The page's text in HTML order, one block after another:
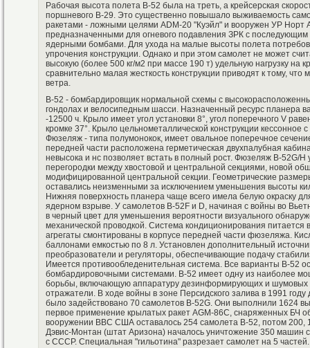
Рабочая высота полета В-52 была на треть, а крейсерская
поршневого В-29. Это существенно повышало выживаемость
ракетами - ложными целями ADM-20 "Куэйл" и вооружен УР Норт
предназначенными для огневого подавления ЗРК с последующим
ядерными бомбами. Для ухода на малые высоты полета
упрочения конструкции. Однако и при этом самолет не может
высокую (более 500 кг/м2 при массе 190 т) удельную нагрузку на
сравнительно малая жесткость конструкции приводят к тому,
ветра.
В-52 - бомбардировщик нормальной схемы с
гондолах и велосипедным шасси. Назначенный ресурс планера
-12500 ч. Крыло имеет угол установки 8°, угол поперечного V
кромке 37°. Крыло цельнометаллической конструкции
Фюзеляж - типа полумонокок, имеет овальное поперечное
передней части расположена герметическая двухпалубная
невысока и нс позволяет встать в полный рост. Фюзеляж B-52G/H
перегородки между хвостовой и центральной секциями, новой
модифицированной центральной секции. Геометрические
оставались неизменными за исключением уменьшения высоты
Нижняя поверхность планера чаще всего имела белую окраску
ядерном взрыве. У самолетов B-52F и D, начиная с войны во
в черный цвет для уменьшения вероятности визуального
механической проводкой. Система кондиционирования питается
агрегаты смонтированы в корпусе передней части фюзеляжа.
баллонами емкостью по 8 л. Установлен дополнительный
преобразователи и регуляторы, обеспечивающие подачу
Имеется противообледенительная система. Все варианты В-52
бомбардировочными системами. В-52 имеет одну из наиболее
борьбы, включающую аппаратуру дезинформирующих и шумовых
отражатели. В ходе войны в зоне Персидского залива в 1991
было задействовано 70 самолетов B-52G. Они выполнили 1624
первое применение крылатых ракет AGM-86C, снаряженных БЧ
вооружении ВВС США оставалось 254 самолета В-52, потом 200,
Дэвис-Монтан (штат Аризона) началось уничтожение 350 машин
с СССР. Специальная "гильотина" разрезает самолет на 5 частей.